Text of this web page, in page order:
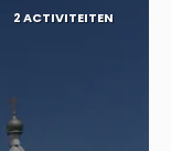
2 ACTIVITEITEN